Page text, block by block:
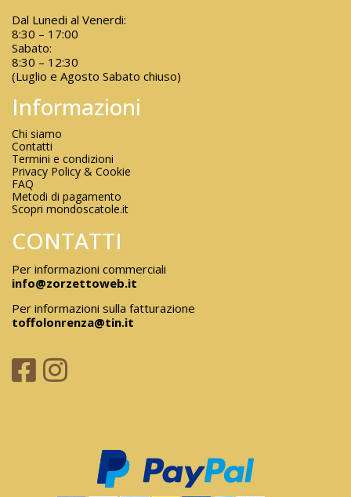
Dal Lunedi al Venerdi:
8:30 – 17:00
Sabato:
8:30 – 12:30
(Luglio e Agosto Sabato chiuso)
Informazioni
Chi siamo
Contatti
Termini e condizioni
Privacy Policy & Cookie
FAQ
Metodi di pagamento
Scopri mondoscatole.it
CONTATTI
Per informazioni commerciali
info@zorzettoweb.it
Per informazioni sulla fatturazione
toffolonrenza@tin.it